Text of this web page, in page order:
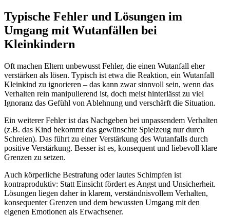
Typische Fehler und Lösungen im
Umgang mit Wutanfällen bei
Kleinkindern
Oft machen Eltern unbewusst Fehler, die einen Wutanfall eher
verstärken als lösen. Typisch ist etwa die Reaktion, ein Wutanfall
Kleinkind zu ignorieren – das kann zwar sinnvoll sein, wenn das
Verhalten rein manipulierend ist, doch meist hinterlässt zu viel
Ignoranz das Gefühl von Ablehnung und verschärft die Situation.
Ein weiterer Fehler ist das Nachgeben bei unpassendem Verhalten
(z.B. das Kind bekommt das gewünschte Spielzeug nur durch
Schreien). Das führt zu einer Verstärkung des Wutanfalls durch
positive Verstärkung. Besser ist es, konsequent und liebevoll klare
Grenzen zu setzen.
Auch körperliche Bestrafung oder lautes Schimpfen ist
kontraproduktiv: Statt Einsicht fördert es Angst und Unsicherheit.
Lösungen liegen daher in klarem, verständnisvollem Verhalten,
konsequenter Grenzen und dem bewussten Umgang mit den
eigenen Emotionen als Erwachsener.